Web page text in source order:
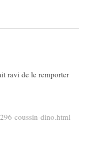
ravi de le remporter
coussin-dino.html